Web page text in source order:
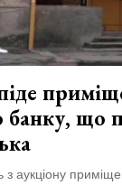
банку, що
аукціону